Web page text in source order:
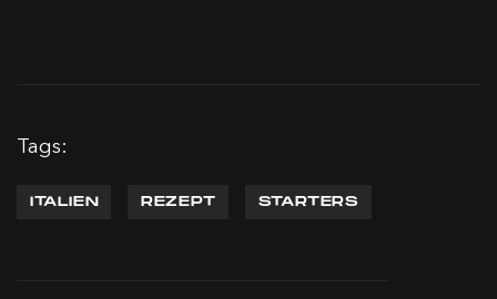
Tags:
ITALIEN REZEPT STARTERS